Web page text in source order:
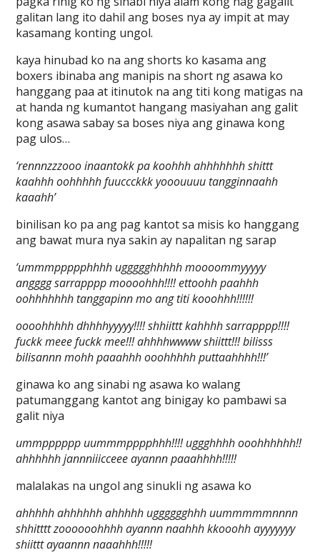
galitan lang ito dahil ang boses nya ay impit at may
kasamang konting ungol.
kaya hinubad ko na ang shorts ko kasama ang
boxers ibinaba ang manipis na short ng asawa ko
hanggang paa at itinutok na ang titi kong matigas na
at handa ng kumantot hangang masiyahan ang galit
kong asawa sabay sa boses niya ang ginawa kong
pag ulos…
‘rennnzzzooo inaantokk pa koohhh ahhhhhhh shittt
kaahhh oohhhhh fuuccckkk yooouuuu tangginnaahh
kaaahh’
binilisan ko pa ang pag kantot sa misis ko hanggang
ang bawat mura nya sakin ay napalitan ng sarap
‘ummmppppphhhh uggggghhhhh moooommyyyyy
angggg sarrapppp moooohhh!!!! ettoohh paahhh
oohhhhhhh tanggapinn mo ang titi kooohhh!!!!!!
oooohhhhh dhhhhyyyyy!!!! shhiittt kahhhh sarrapppp!!!!
fuckk meee fuckk mee!!! ahhhhwwww shiittt!!! bilisss
bilisannn mohh paaahhh ooohhhhh puttaahhhh!!!’
ginawa ko ang sinabi ng asawa ko walang
patumanggang kantot ang binigay ko pambawi sa
galit niya
ummpppppp uummmpppphhh!!!! uggghhhh ooohhhhhh!!
ahhhhhh jannniiicceee ayannn paaahhhh!!!!!
malalakas na ungol ang sinukli ng asawa ko
ahhhhh ahhhhhh ahhhhh ugggggghhh uummmmmnnnn
shhitttt zoooooohhhh ayannn naahhh kkooohh ayyyyyyy
shiittt ayaannn naaahhh!!!!!